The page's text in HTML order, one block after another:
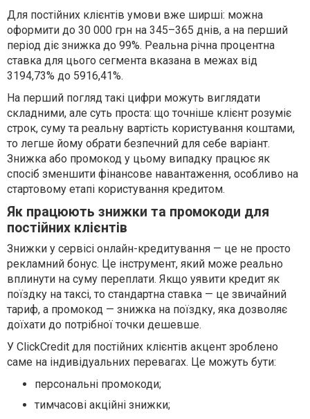
Для постійних клієнтів умови вже ширші: можна
оформити до 30 000 грн на 345–365 днів, а на перший
період діє знижка до 99%. Реальна річна процентна
ставка для цього сегмента вказана в межах від
3194,73% до 5916,41%.
На перший погляд такі цифри можуть виглядати
складними, але суть проста: що точніше клієнт розуміє
строк, суму та реальну вартість користування коштами,
то легше йому обрати безпечний для себе варіант.
Знижка або промокод у цьому випадку працює як
спосіб зменшити фінансове навантаження, особливо на
стартовому етапі користування кредитом.
Як працюють знижки та промокоди для
постійних клієнтів
Знижки у сервісі онлайн-кредитування — це не просто
рекламний бонус. Це інструмент, який може реально
вплинути на суму переплати. Якщо уявити кредит як
поїздку на таксі, то стандартна ставка — це звичайний
тариф, а промокод — знижка на поїздку, яка дозволяє
доїхати до потрібної точки дешевше.
У ClickCredit для постійних клієнтів акцент зроблено
саме на індивідуальних перевагах. Це можуть бути:
персональні промокоди;
тимчасові акційні знижки;